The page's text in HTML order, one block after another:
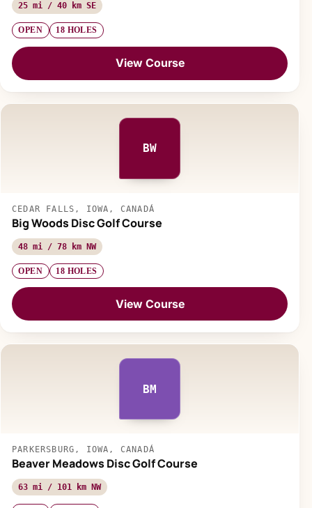
25 mi / 40 km SE
OPEN 18 HOLES
View Course
BW
CEDAR FALLS, IOWA, CANADÁ
Big Woods Disc Golf Course
48 mi / 78 km NW
OPEN 18 HOLES
View Course
BM
PARKERSBURG, IOWA, CANADÁ
Beaver Meadows Disc Golf Course
63 mi / 101 km NW